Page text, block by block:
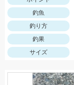
釣魚
釣り方
釣果
サイズ